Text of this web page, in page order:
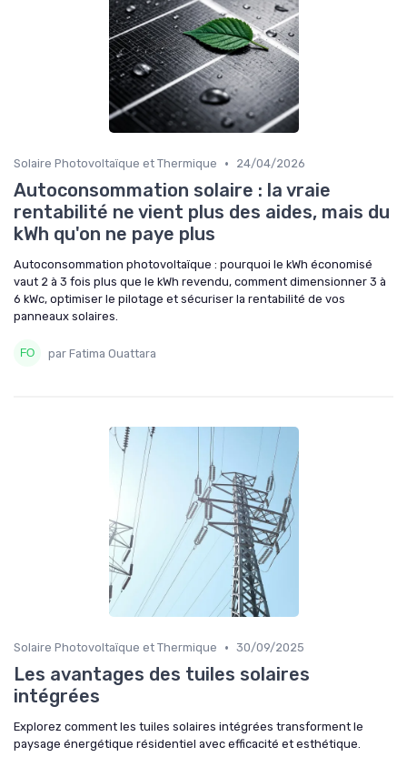
Solaire Photovoltaïque et Thermique • 24/04/2026
Autoconsommation solaire : la vraie
rentabilité ne vient plus des aides, mais du
kWh qu'on ne paye plus
Autoconsommation photovoltaïque : pourquoi le kWh économisé
vaut 2 à 3 fois plus que le kWh revendu, comment dimensionner 3 à
6 kWc, optimiser le pilotage et sécuriser la rentabilité de vos
panneaux solaires.
par Fatima Ouattara
Solaire Photovoltaïque et Thermique • 30/09/2025
Les avantages des tuiles solaires
intégrées
Explorez comment les tuiles solaires intégrées transforment le
paysage énergétique résidentiel avec efficacité et esthétique.